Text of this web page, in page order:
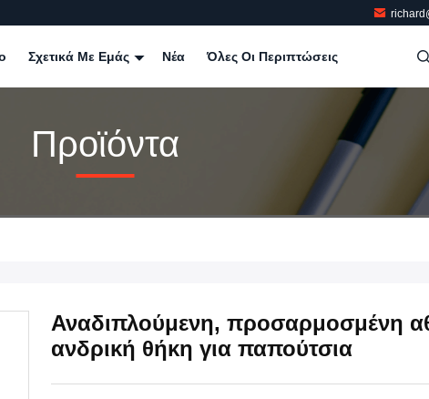
Σχετικά Με Εμάς Νέα Όλες Οι Περιπτώσεις
Προϊόντα
Αναδιπλούμενη, προσαρμοσμένη
ανδρική θήκη για παπούτσια